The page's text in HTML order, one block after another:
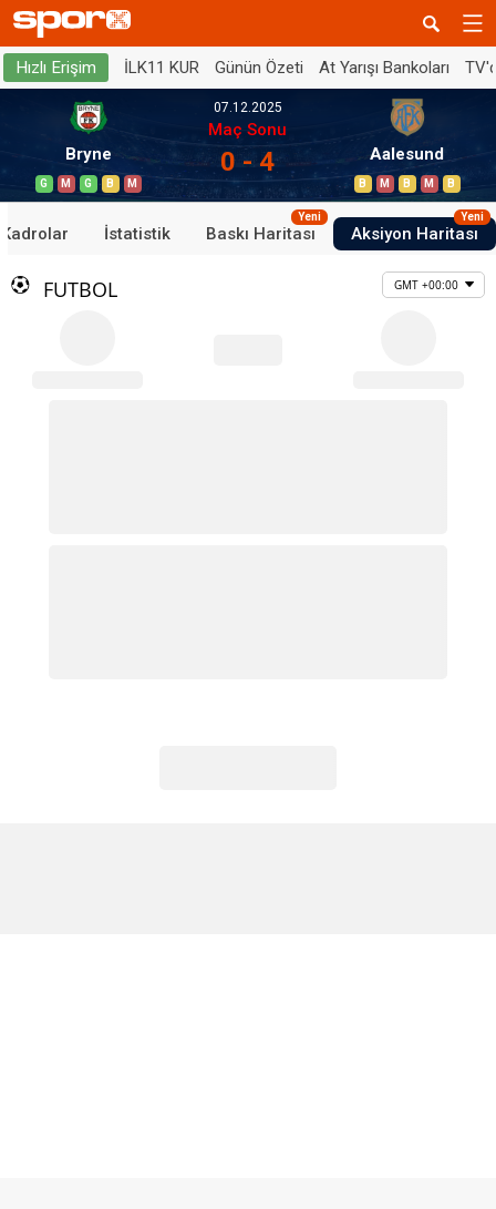
Hızlı Erişim İLK11 KUR Günün Özeti At Yarışı Bankoları
Bryne
G M G B M
07.12.2025
Maç Sonu
0 - 4 Aalesund
B M B M B
Kadrolar İstatistik Baskı Haritası
Yeni
Aksiyon Haritası
Yeni
FUTBOL GMT +00:00